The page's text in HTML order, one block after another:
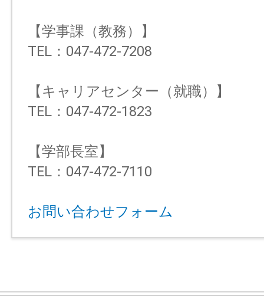
【学事課（教務）】
TEL：047-472-7208
【キャリアセンター（就職）】
TEL：047-472-1823
【学部長室】
TEL：047-472-7110
お問い合わせフォーム